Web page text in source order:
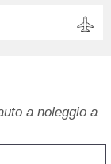
a noleggio a